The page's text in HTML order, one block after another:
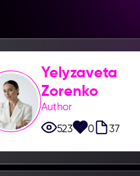
Yelyzaveta
Zorenko
Author
523 0 37